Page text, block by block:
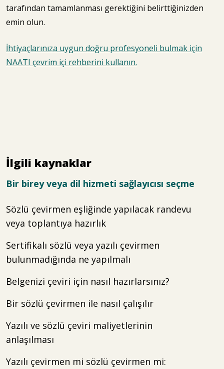
İlgili kaynaklar
Bir birey veya dil hizmeti sağlayıcısı seçme
Sözlü çevirmen eşliğinde yapılacak randevu
veya toplantıya hazırlık
Sertifikalı sözlü veya yazılı çevirmen
bulunmadığında ne yapılmalı
Belgenizi çeviri için nasıl hazırlarsınız?
Bir sözlü çevirmen ile nasıl çalışılır
Yazılı ve sözlü çeviri maliyetlerinin
anlaşılması
Yazılı çevirmen mi sözlü çevirmen mi:
tarafından tamamlanması gerektiğini belirttiğinizden
emin olun.
İhtiyaçlarınıza uygun doğru profesyoneli bulmak için
NAATI çevrim içi rehberini kullanın.